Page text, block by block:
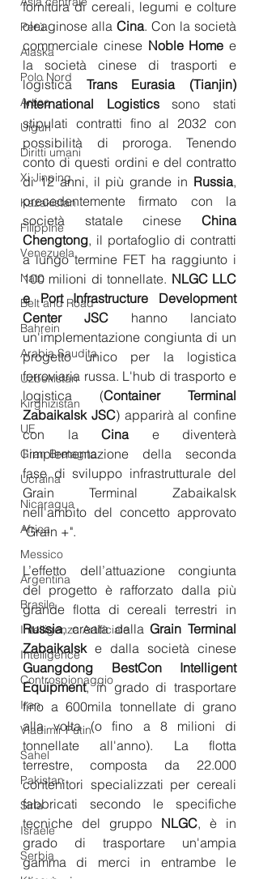
Perù
Alaska
Polo Nord
Artico
Uiguri
Diritti umani
Xi Jinping
Kazakistan
Filippine
Venezuela
Nato
Belt and Road
Bahrein
Arabia Saudita
Uzbekistan
Kirghizistan
UE
Gran Bretagna
Ucraina
Nicaragua
Africa
Messico
Argentina
Brasile
Intelligenza Artificiale
Intelligence
Controspionaggio
Iran
Vladimir Putin
Sahel
Pakistan
Siria
Israele
Serbia
fornitura di cereali, legumi e colture
oleaginose alla Cina. Con la società
commerciale cinese Noble Home e
la società cinese di trasporti e
logistica Trans Eurasia (Tianjin)
International Logistics sono stati
stipulati contratti fino al 2032 con
possibilità di proroga. Tenendo
conto di questi ordini e del contratto
di 12 anni, il più grande in Russia,
precedentemente firmato con la
società statale cinese China
Chengtong, il portafoglio di contratti
a lungo termine FET ha raggiunto i
100 milioni di tonnellate. NLGC LLC
e Port Infrastructure Development
Center JSC hanno lanciato
un'implementazione congiunta di un
progetto unico per la logistica
ferroviaria russa. L'hub di trasporto e
logistica (Container Terminal
Zabaikalsk JSC) apparirà al confine
con la Cina e diventerà
l'implementazione della seconda
fase di sviluppo infrastrutturale del
Grain Terminal Zabaikalsk
nell'ambito del concetto approvato
"Grain +".
L’effetto dell’attuazione congiunta
del progetto è rafforzato dalla più
Russia, creata dalla Grain Terminal
Zabaikalsk
Guangdong BestCon Intelligent
Equipment, in grado di trasportare
fino a 600mila tonnellate di grano
alla volta (o fino a 8 milioni di
tonnellate all'anno). La flotta
terrestre, composta da 22.000
contenitori specializzati per cereali
fabbricati secondo le specifiche
tecniche del gruppo NLGC, è in
grado di trasportare un'ampia
gamma di merci in entrambe le